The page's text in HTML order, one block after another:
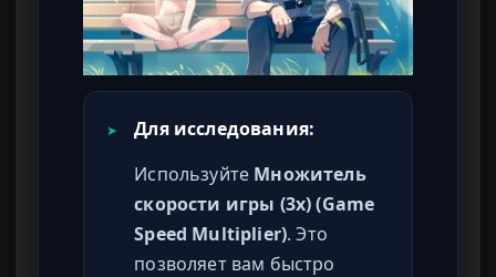
➤
Для исследования:
Используйте Множитель
скорости игры (3x) (Game
Speed Multiplier). Это
позволяет вам быстро